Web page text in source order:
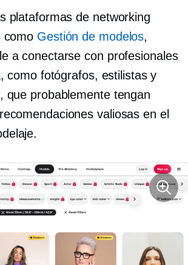
plataformas de networking
como Gestión de modelos,
a conectarse con profesionales
como fotógrafos, estilistas y
que probablemente tengan
valiosas en el